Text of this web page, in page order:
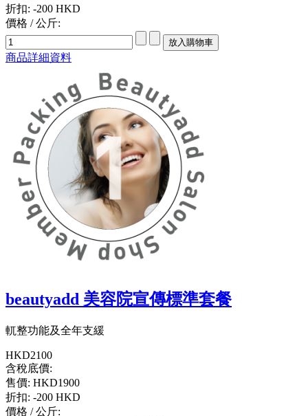
折扣: -200 HKD
價格 / 公斤:
商品詳細資料
beautyadd 美容院宣傳標準套餐
軏整功能及全年支緩
HKD2100
含稅底價:
售價: HKD1900
折扣: -200 HKD
價格 / 公斤: